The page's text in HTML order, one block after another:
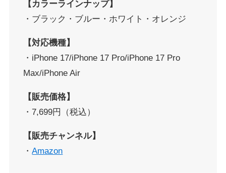
【カラーラインナップ】
・ブラック・ブルー・ホワイト・オレンジ
【対応機種】
・iPhone 17/iPhone 17 Pro/iPhone 17 Pro
Max/iPhone Air
【販売価格】
・7,699円（税込）
【販売チャンネル】
・Amazon